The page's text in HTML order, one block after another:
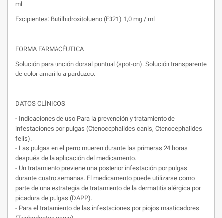
ml
Excipientes: Butilhidroxitolueno (E321) 1,0 mg / ml
FORMA FARMACÉUTICA
Solución para unción dorsal puntual (spot-on). Solución transparente
de color amarillo a parduzco.
DATOS CLÍNICOS
- Indicaciones de uso Para la prevención y tratamiento de
infestaciones por pulgas (Ctenocephalides canis, Ctenocephalides
felis).
- Las pulgas en el perro mueren durante las primeras 24 horas
después de la aplicación del medicamento.
- Un tratamiento previene una posterior infestación por pulgas
durante cuatro semanas. El medicamento puede utilizarse como
parte de una estrategia de tratamiento de la dermatitis alérgica por
picadura de pulgas (DAPP).
- Para el tratamiento de las infestaciones por piojos masticadores